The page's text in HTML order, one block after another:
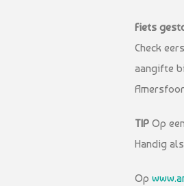
Fiets
Check
aangifte
TIP Op
Handig
Op